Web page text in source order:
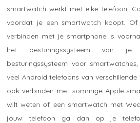
smartwatch werkt met elke telefoon.
voordat je een smartwatch koopt. Of
verbinden met je smartphone is
het besturingssysteem van je
besturingssysteem voor
veel Android telefoons van
ook verbinden met sommige Apple
wilt weten of een smartwatch met
jouw telefoon ga dan op je